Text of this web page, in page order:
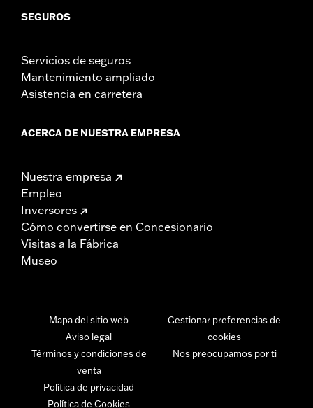
SEGUROS
Servicios de seguros
Mantenimiento ampliado
Asistencia en carretera
ACERCA DE NUESTRA EMPRESA
Nuestra empresa
Empleo
Inversores
Cómo convertirse en Concesionario
Visitas a la Fábrica
Museo
Mapa del sitio web
Aviso legal
Términos y condiciones de
venta
Política de privacidad
Política de Cookies
Gestionar preferencias de
cookies
Nos preocupamos por ti